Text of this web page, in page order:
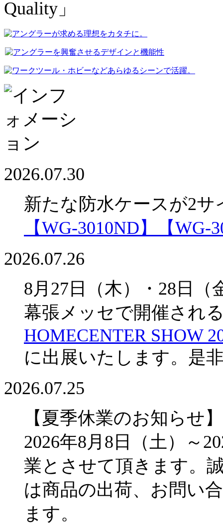
2026.07.30
新たな防水ケースが2サ
【WG-3010ND】
【WG-
2026.07.26
8月27日（木）・28日（
幕張メッセで開催され
HOMECENTER SHOW
に出展いたします。是
2026.07.25
【夏季休業のお知らせ】
2026年8月8日（土）～
業とさせて頂きます。
は商品の出荷、お問い
ます。